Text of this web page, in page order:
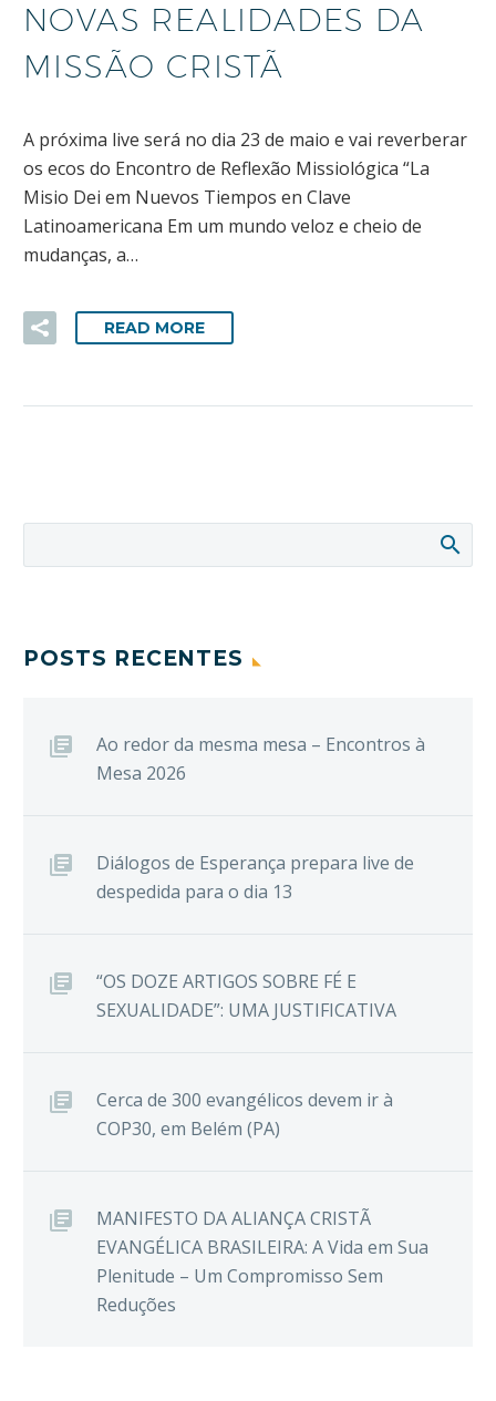
NOVAS REALIDADES DA
MISSÃO CRISTÃ
A próxima live será no dia 23 de maio e vai reverberar
os ecos do Encontro de Reflexão Missiológica “La
Misio Dei em Nuevos Tiempos en Clave
Latinoamericana Em um mundo veloz e cheio de
mudanças, a…
READ MORE
POSTS RECENTES
Ao redor da mesma mesa – Encontros à
Mesa 2026
Diálogos de Esperança prepara live de
despedida para o dia 13
“OS DOZE ARTIGOS SOBRE FÉ E
SEXUALIDADE”: UMA JUSTIFICATIVA
Cerca de 300 evangélicos devem ir à
COP30, em Belém (PA)
MANIFESTO DA ALIANÇA CRISTÃ
EVANGÉLICA BRASILEIRA: A Vida em Sua
Plenitude – Um Compromisso Sem
Reduções